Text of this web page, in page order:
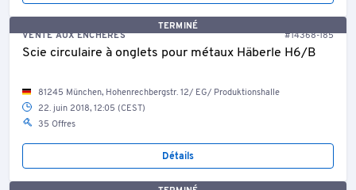
TERMINÉ
VENTE AUX ENCHÈRES
#14368-185
Scie circulaire à onglets pour métaux Häberle H6/B
81245 München, Hohenrechbergstr. 12/ EG/ Produktionshalle
22. juin 2018, 12:05 (CEST)
35 Offres
Détails